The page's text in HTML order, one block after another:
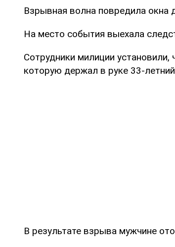
Взрывная волна повредила окна
На место события выехала
Сотрудники милиции
которую держал в руке 33-
В результате взрыва мужчине